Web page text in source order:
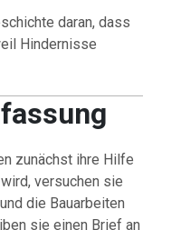
daran, dass
Hindernisse
zunächst ihre Hilfe
versuchen sie
die Bauarbeiten
sie einen Brief an